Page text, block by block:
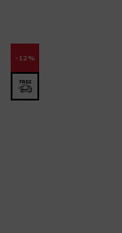
-12%